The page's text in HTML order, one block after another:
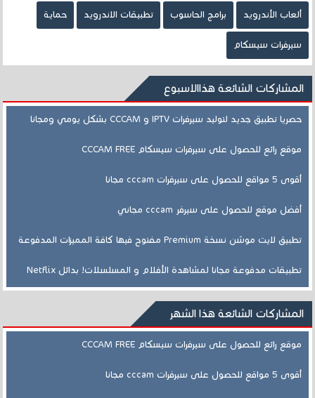
ألعاب الأندرويد برامج الحاسوب تطبيقات الاندرويد حماية
سيرفرات سيسكام
المشاركات الشائعة هذاالاسبوع
حصريا تطبيق جديد لتوليد سيرفرات IPTV و CCCAM بشكل يومي ومجانا
موقع رائع للحصول على سيرفرات سيسكام CCCAM FREE
أقوى 5 مواقع للحصول على سيرفرات cccam مجانا
أفضل موقع للحصول على سيرفر cccam مجاني
تطبيق لايت موشن نسخة Premium مفتوح فيها كافة المميزات المدفوعة
تطبيقات مدفوعة مجانا لمشاهدة الأفلام و المسلسلات! بدائل Netflix
المشاركات الشائعة هذا الشهر
موقع رائع للحصول على سيرفرات سيسكام CCCAM FREE
أقوى 5 مواقع للحصول على سيرفرات cccam مجانا